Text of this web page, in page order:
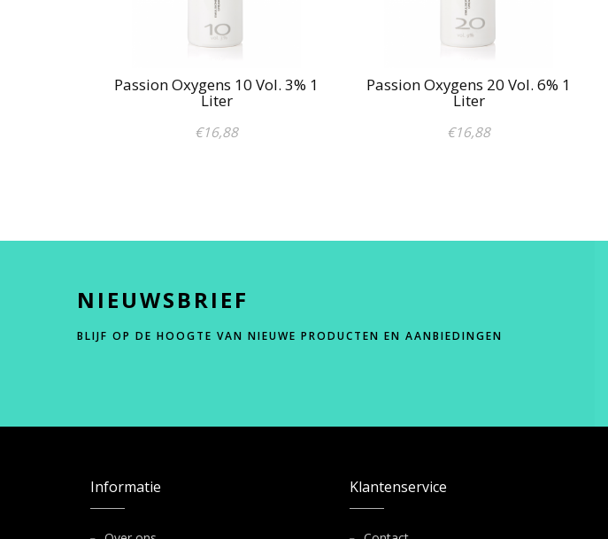
Passion Oxygens 10 Vol. 3% 1
Liter
€16,88
Passion Oxygens 20 Vol. 6% 1
Liter
€16,88
NIEUWSBRIEF
BLIJF OP DE HOOGTE VAN NIEUWE PRODUCTEN EN AANBIEDINGEN
Informatie Klantenservice